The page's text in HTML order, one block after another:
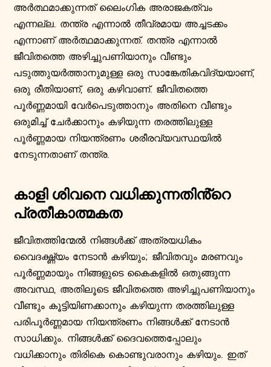
അർത്ഥമാക്കുന്നത് ലൈംഗിക അരാജകത്വം
എന്നല്ല. തന്ത്ര എന്നാൽ തീവ്രമായ അച്ചടക്കം
എന്നാണ് അർത്ഥമാക്കുന്നത്. തന്ത്ര എന്നാൽ
ജീവിതത്തെ അഴിച്ചുപണിയാനും വീണ്ടും
പടുത്തുയർത്താനുമുള്ള ഒരു സാങ്കേതികവിദ്യയാണ്,
ഒരു രീതിയാണ്, ഒരു കഴിവാണ്. ജീവിതത്തെ
പൂർണ്ണമായി വേർപെടുത്താനും അതിനെ വീണ്ടും
ഒരുമിച്ച് ചേർക്കാനും കഴിയുന്ന തരത്തിലുള്ള
പൂർണ്ണമായ നിയന്ത്രണം ശരീരവ്യവസ്ഥയിൽ
നേടുന്നതാണ് തന്ത്ര.
കാളി ശിവനെ വധിക്കുന്നതിൻ്റെ
പ്രതീകാത്മകത
ജീവിതത്തിന്മേൽ നിങ്ങൾക്ക് അത്രയധികം
വൈദഗ്ദ്ധ്യം നേടാൻ കഴിയും; ജീവിതവും മരണവും
പൂർണ്ണമായും നിങ്ങളുടെ കൈകളിൽ ഒതുങ്ങുന്ന
അവസ്ഥ, അതിലൂടെ ജീവിതത്തെ അഴിച്ചുപണിയാനും
വീണ്ടും കൂട്ടിയിണക്കാനും കഴിയുന്ന തരത്തിലുള്ള
പരിപൂർണ്ണമായ നിയന്ത്രണം നിങ്ങൾക്ക് നേടാൻ
സാധിക്കും. നിങ്ങൾക്ക് ദൈവത്തെപ്പോലും
വധിക്കാനും തിരികെ കൊണ്ടുവരാനും കഴിയും. ഇത്